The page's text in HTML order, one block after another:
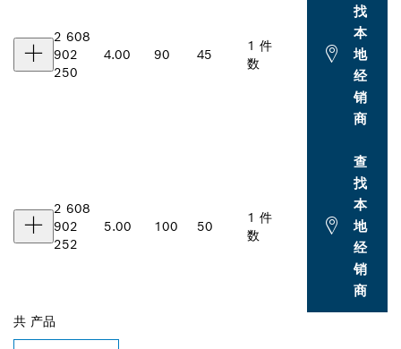
2 608
902
250
4.00 90 45
1 件
数
找
本
地
经
销
商
2 608
902
252
5.00 100 50
1 件
数
查
找
本
地
经
销
商
共 产品